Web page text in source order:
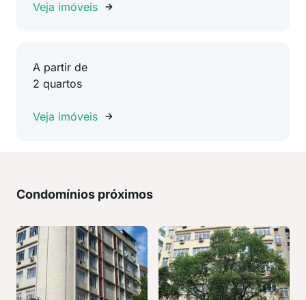
Veja imóveis
A partir de
2 quartos
Veja imóveis
Condomínios próximos